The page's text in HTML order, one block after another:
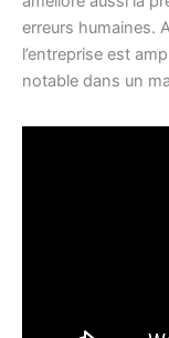
erreurs humaines.
l’entreprise est
notable dans un